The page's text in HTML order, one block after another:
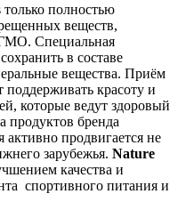
только полностью
веществ,
Специальная
в составе
вещества. Приём
поддерживать красоту и
которые ведут здоровый
продуктов бренда
продвигается не
зарубежья. Nature
качества и
спортивного питания и